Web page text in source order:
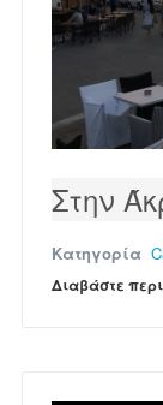
Στην
Κατηγορία
Διαβάστε